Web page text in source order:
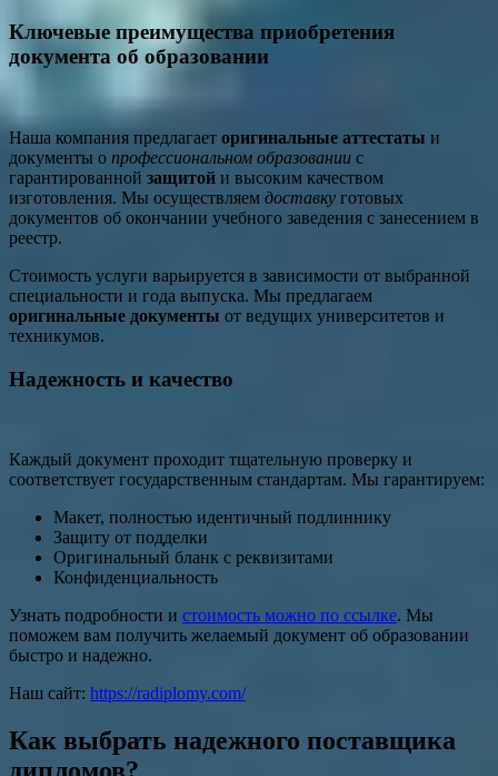
Ключевые преимущества приобретения
документа об образовании
Наша компания предлагает оригинальные аттестаты и
документы о профессиональном образовании с
гарантированной защитой и высоким качеством
изготовления. Мы осуществляем доставку готовых
документов об окончании учебного заведения с занесением в
реестр.
Стоимость услуги варьируется в зависимости от выбранной
специальности и года выпуска. Мы предлагаем
оригинальные документы от ведущих университетов и
техникумов.
Надежность и качество
Каждый документ проходит тщательную проверку и
соответствует государственным стандартам. Мы гарантируем:
Макет, полностью идентичный подлиннику
Защиту от подделки
Оригинальный бланк с реквизитами
Конфиденциальность
Узнать подробности и стоимость можно по ссылке. Мы
поможем вам получить желаемый документ об образовании
быстро и надежно.
Наш сайт: https://radiplomy.com/
Как выбрать надежного поставщика